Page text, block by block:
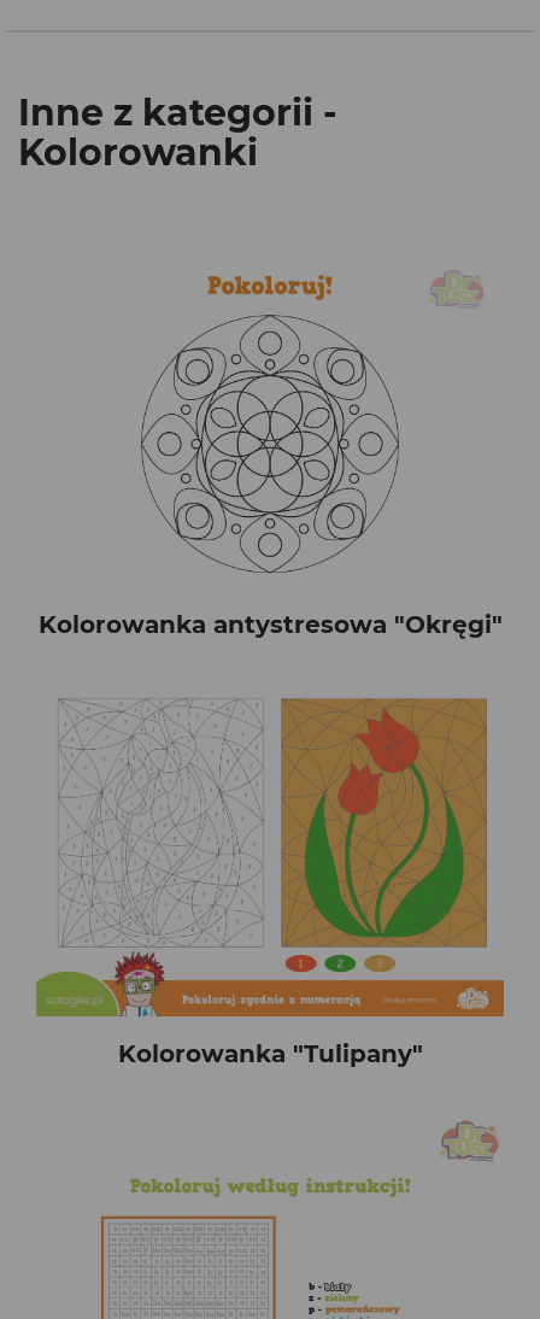
Inne z kategorii -
Kolorowanki
Kolorowanka antystresowa "Okręgi"
Kolorowanka "Tulipany"